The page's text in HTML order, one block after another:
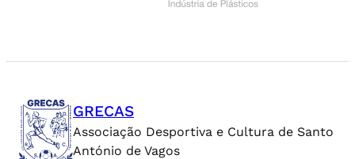
GRECAS
Associação Desportiva e Cultura de Santo
António de Vagos